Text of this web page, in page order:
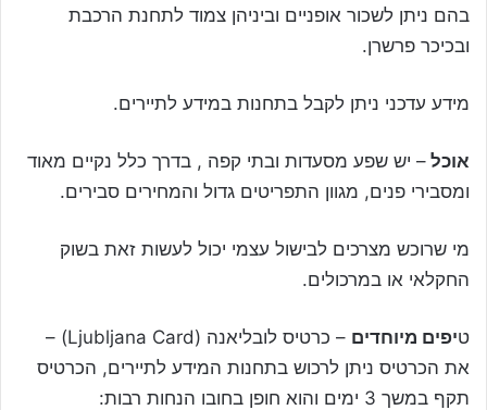
בהם ניתן לשכור אופניים וביניהן צמוד לתחנת הרכבת
ובכיכר פרשרן.
מידע עדכני ניתן לקבל בתחנות במידע לתיירים.
אוכל – יש שפע מסעדות ובתי קפה , בדרך כלל נקיים מאוד
ומסבירי פנים, מגוון התפריטים גדול והמחירים סבירים.
מי שרוכש מצרכים לבישול עצמי יכול לעשות זאת בשוק
החקלאי או במרכולים.
טיפים מיוחדים
– כרטיס לובליאנה (Ljubljana Card) –
את הכרטיס ניתן לרכוש בתחנות המידע לתיירים, הכרטיס
תקף במשך 3 ימים והוא חופן בחובו הנחות רבות: